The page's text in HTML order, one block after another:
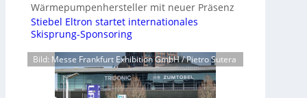
Wärmepumpenhersteller mit neuer Präsenz
Stiebel Eltron startet internationales
Skisprung-Sponsoring
Bild: Messe Frankfurt Exhibition GmbH / Pietro Sutera